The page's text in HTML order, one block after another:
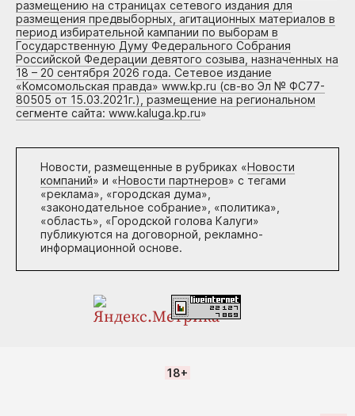
размещению на страницах сетевого издания для
размещения предвыборных, агитационных материалов в
период избирательной кампании по выборам в
Государственную Думу Федерального Собрания
Российской Федерации девятого созыва, назначенных на
18 – 20 сентября 2026 года. Сетевое издание
«Комсомольская правда» www.kp.ru (св-во Эл № ФС77-
80505 от 15.03.2021г.), размещение на региональном
сегменте сайта: www.kaluga.kp.ru»
Новости, размещенные в рубриках «Новости
компаний» и «Новости партнеров» с тегами
«реклама», «городская дума»,
«законодательное собрание», «политика»,
«область», «Городской голова Калуги»
публикуются на договорной, рекламно-
информационной основе.
18+